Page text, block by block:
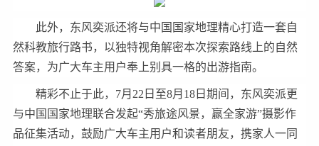
此外，东风奕派还将与中国国家地理精心打造一套自
然科教旅行路书，以独特视角解密本次探索路线上的自然
答案，为广大车主用户奉上别具一格的出游指南。
精彩不止于此，7月22日至8月18日期间，东风奕派更
与中国国家地理联合发起“秀旅途风景，赢全家游”摄影作
品征集活动，鼓励广大车主用户和读者朋友，携家人一同